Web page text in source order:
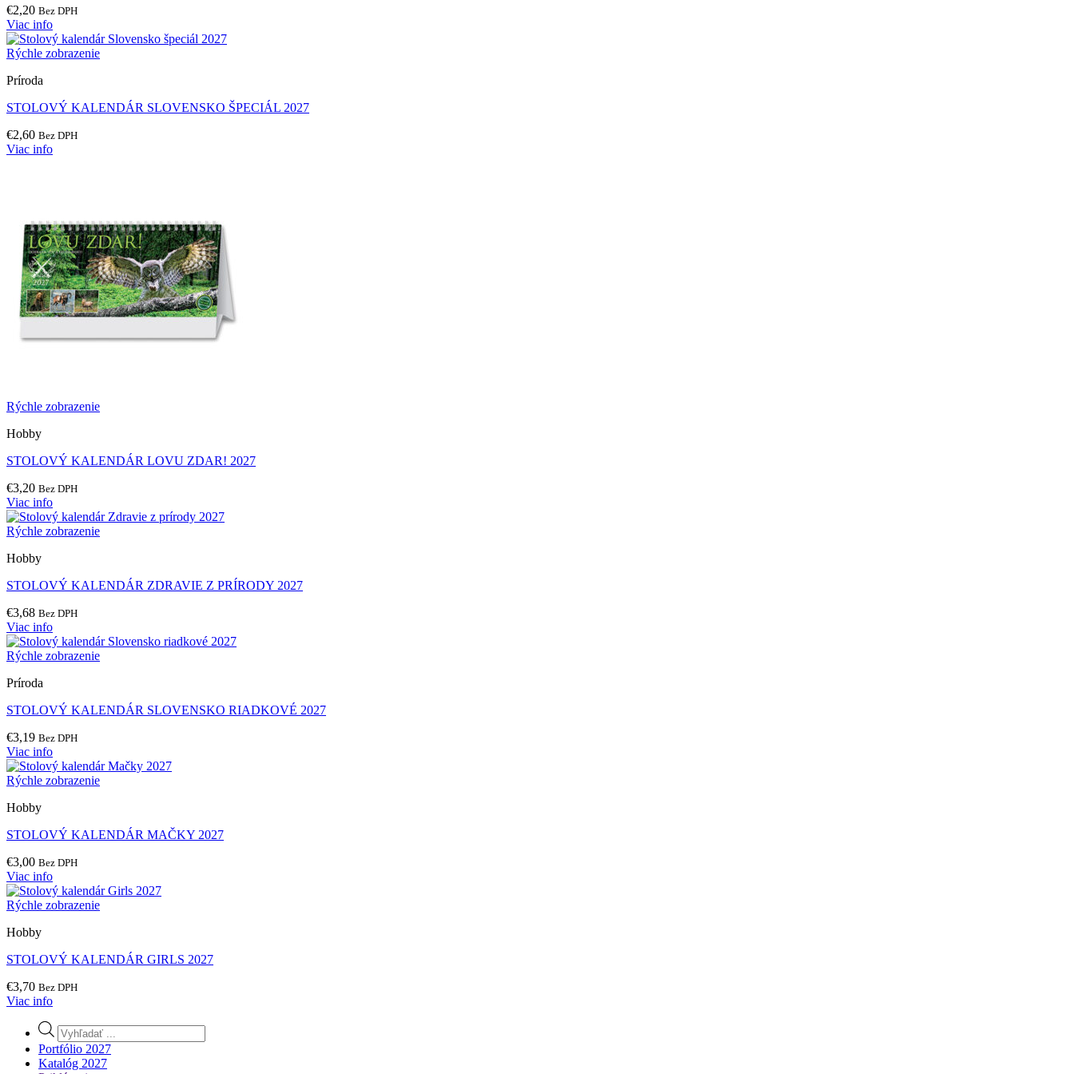
€2,20 Bez DPH
Viac info
Rýchle zobrazenie
Príroda
STOLOVÝ KALENDÁR SLOVENSKO ŠPECIÁL 2027
€2,60 Bez DPH
Viac info
Rýchle zobrazenie
Hobby
STOLOVÝ KALENDÁR LOVU ZDAR! 2027
€3,20 Bez DPH
Viac info
Rýchle zobrazenie
Hobby
STOLOVÝ KALENDÁR ZDRAVIE Z PRÍRODY 2027
€3,68 Bez DPH
Viac info
Rýchle zobrazenie
Príroda
STOLOVÝ KALENDÁR SLOVENSKO RIADKOVÉ 2027
€3,19 Bez DPH
Viac info
Rýchle zobrazenie
Hobby
STOLOVÝ KALENDÁR MAČKY 2027
€3,00 Bez DPH
Viac info
Rýchle zobrazenie
Hobby
STOLOVÝ KALENDÁR GIRLS 2027
€3,70 Bez DPH
Viac info
Products
search
Portfólio 2027
Katalóg 2027